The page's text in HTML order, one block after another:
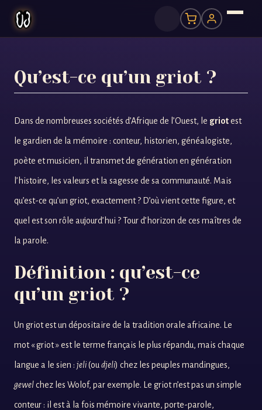
Qu’est-ce qu’un griot ?
Dans de nombreuses sociétés d’Afrique de l’Ouest, le griotest
le gardien de la mémoire : conteur, historien, généalogiste,
poète et musicien, il transmet de génération en génération
l’histoire, les valeurs et la sagesse de sa communauté. Mais
qu’est-ce qu’un griot, exactement ? D’où vient cette figure, et
quel est son rôle aujourd’hui ? Tour d’horizon de ces maîtres de
la parole.
Définition : qu’est-ce
qu’un griot ?
Un griot est un dépositaire de la tradition orale africaine. Le
mot « griot » est le terme français le plus répandu, mais chaque
langue a le sien : jeli(ou djeli) chez les peuples mandingues,
gewelchez les Wolof, par exemple. Le griot n’est pas un simple
conteur : il est à la fois mémoire vivante, porte-parole,